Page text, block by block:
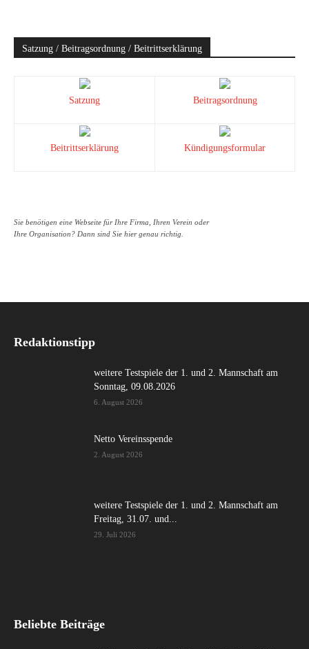
Satzung / Beitragsordnung / Beitrittserklärung
Satzung Beitragsordnung
Beitrittserklärung Kündigungsformular
Sie benötigen eine Webseite für Ihre Firma, Ihren Verein oder
Ihre Organisation? Dann sind Sie hier genau richtig.
Redaktionstipp
weitere Testspiele der 1. und 2. Mannschaft am
Sonntag, 09.08.2026
6. August 2026
Netto Vereinsspende
2. August 2026
weitere Testspiele der 1. und 2. Mannschaft am
Freitag, 31.07. und...
29. Juli 2026
Beliebte Beiträge